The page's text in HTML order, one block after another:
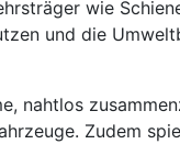
wie
und die
nahtlos
Zudem